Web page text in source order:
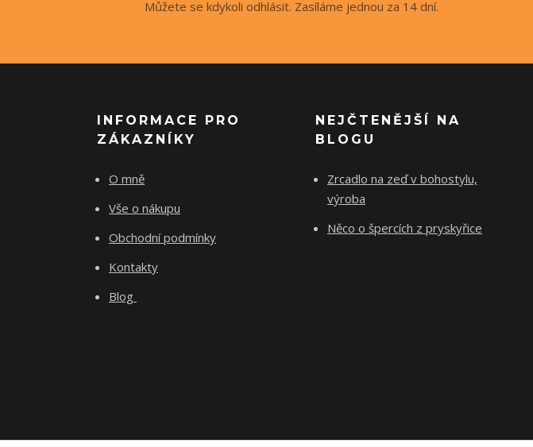
Můžete se kdykoli odhlásit. Zasíláme jednou za 14 dní.
INFORMACE PRO
ZÁKAZNÍKY
O mně
Vše o nákupu
Obchodní podmínky
Kontakty
Blog
NEJČTENĚJŠÍ NA
BLOGU
Zrcadlo na zeď v bohostylu,
výroba
Něco o špercích z pryskyřice